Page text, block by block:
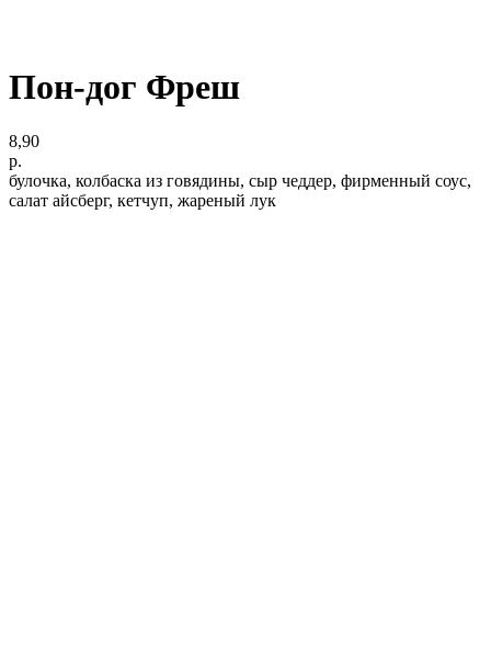
Пон-дог Фреш
8,90
р.
булочка, колбаска из говядины, сыр чеддер, фирменный соус,
салат айсберг, кетчуп, жареный лук